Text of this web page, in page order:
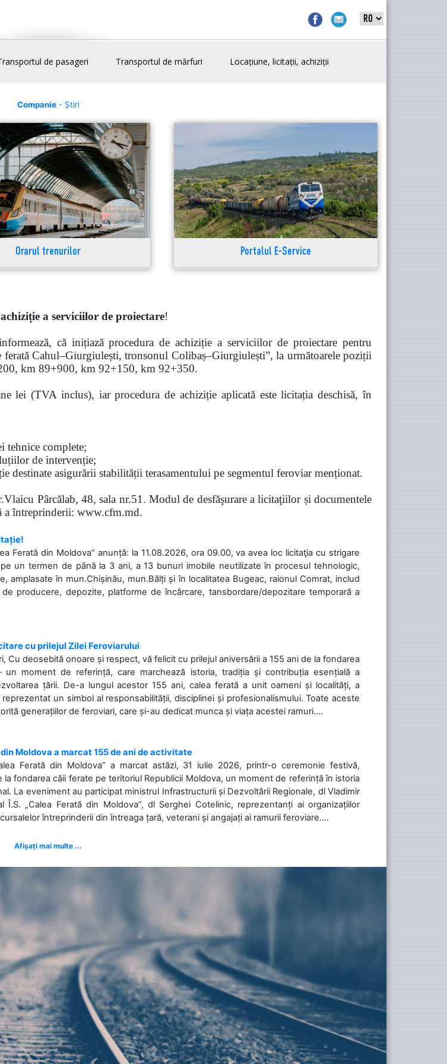
de pasageri Transportul de mărfuri Locațiune, licitații, achiziții
Companie- Știri
Orarul trenurilor Portalul E-Service
a serviciilor de proiectare!
că inițiază procedura de achiziție a serviciilor de proiectare pentru
Cahul–Giurgiulești, tronsonul Colibaș–Giurgiulești”, la următoarele poziții
km 89+900, km 92+150, km 92+350.
lei (TVA inclus), iar procedura de achiziție aplicată este licitația deschisă, în
tehnice complete;
de intervenție;
destinate asigurării stabilității terasamentului pe segmentul feroviar menționat.
Pârcălab, 48, sala nr.51. Modul de desfăşurare a licitaţiilor și documentele
a întreprinderii: www.cfm.md.
Ferată din Moldova” anunță: la 11.08.2026, ora 09.00, va avea loc licitaţia cu strigare
un termen de până la 3 ani, a 13 bunuri imobile neutilizate în procesul tehnologic,
amplasate în mun.Chișinău, mun.Bălți și în localitatea Bugeac, raionul Comrat, includ
producere, depozite, platforme de încărcare, tansbordare/depozitare temporară a
cu prilejul Zilei Feroviarului
Cu deosebită onoare și respect, vă felicit cu prilejul aniversării a 155 ani de la fondarea
un moment de referință, care marchează istoria, tradiția și contribuția esențială a
țării. De-a lungul acestor 155 ani, calea ferată a unit oameni și localități, a
un simbol al responsabilității, disciplinei și profesionalismului. Toate aceste
generațiilor de feroviari, care și-au dedicat munca și viața acestei ramuri....
Moldova a marcat 155 de ani de activitate
Ferată din Moldova” a marcat astăzi, 31 iulie 2026, printr-o ceremonie festivă,
la fondarea căii ferate pe teritoriul Republicii Moldova, un moment de referință în istoria
La eveniment au participat ministrul Infrastructurii și Dezvoltării Regionale, dl Vladimir
Î.S. „Calea Ferată din Moldova”, dl Serghei Cotelinic, reprezentanți ai organizațiilor
întreprinderii din întreaga țară, veterani și angajați ai ramurii feroviare....
Afișați mai multe ...